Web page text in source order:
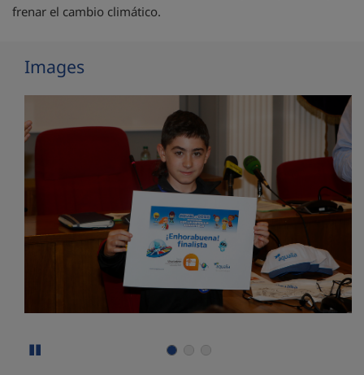
frenar el cambio climático.
Images
Stop carousel of images